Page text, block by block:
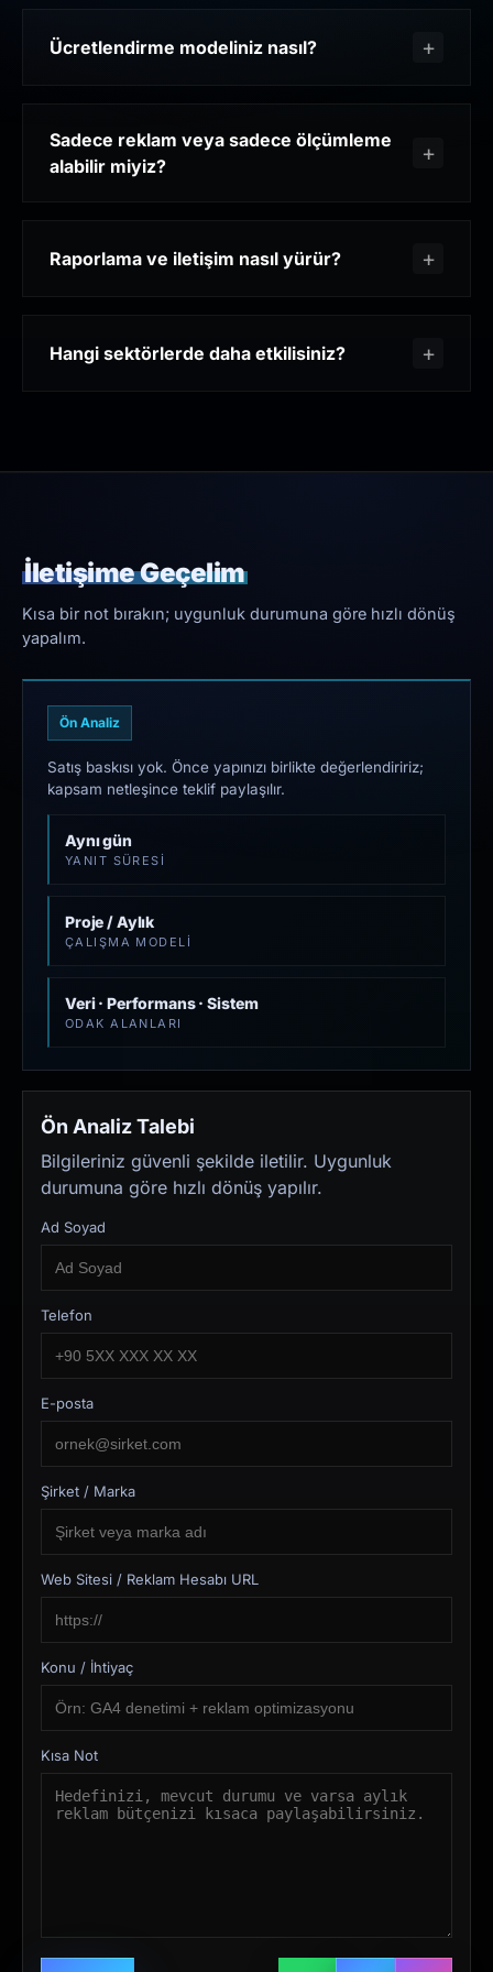
Ücretlendirme modeliniz nasıl?
Sadece reklam veya sadece ölçümleme
alabilir miyiz?
Raporlama ve iletişim nasıl yürür?
Hangi sektörlerde daha etkilisiniz?
İletişime Geçelim
Kısa bir not bırakın; uygunluk durumuna göre hızlı dönüş
yapalım.
Ön Analiz
Satış baskısı yok. Önce yapınızı birlikte değerlendiririz;
kapsam netleşince teklif paylaşılır.
Aynı gün
YANIT SÜRESI
Proje / Aylık
ÇALIŞMA MODELI
Veri · Performans · Sistem
ODAK ALANLARI
Ön Analiz Talebi
Bilgileriniz güvenli şekilde iletilir. Uygunluk
durumuna göre hızlı dönüş yapılır.
Ad Soyad
Telefon
E-posta
Şirket / Marka
Web Sitesi / Reklam Hesabı URL
Konu / İhtiyaç
Kısa Not